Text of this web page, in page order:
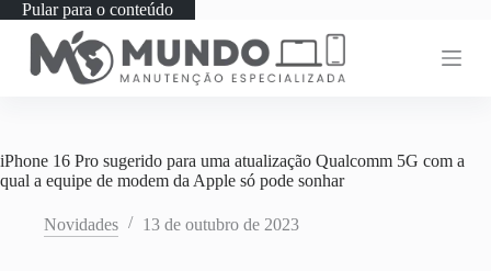
Pular para o conteúdo
iPhone 16 Pro sugerido para uma atualização Qualcomm 5G com a
qual a equipe de modem da Apple só pode sonhar
Novidades 13 de outubro de 2023